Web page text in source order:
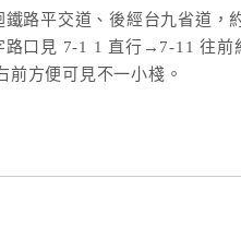
鐵路平交道、後經台九省道
口見 7-1 1 直行→7-11 往
方便可見不一小棧。